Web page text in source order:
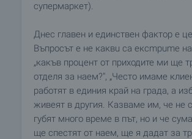
супермаркет).
Днес главен и единствен фактор е
Въпросът е не каквu са eкcmpume
„какъв процент от приходите ми ще
отделя за наем?", „Често имаме
работят в единия край на града, а
живеят в другия. Казваме им, че не
губят много време в път, но и че
ще спестят от наем, ще я дадат за